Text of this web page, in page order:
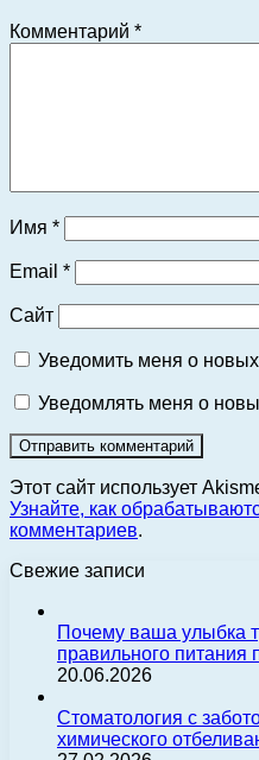
Комментарий *
Имя *
Email *
Сайт
Уведомить меня о
Уведомлять меня о
Этот сайт использует
Узнайте, как
комментариев.
Свежие записи
Почему ваша улыбка
правильного питания
20.06.2026
Стоматология с
химического